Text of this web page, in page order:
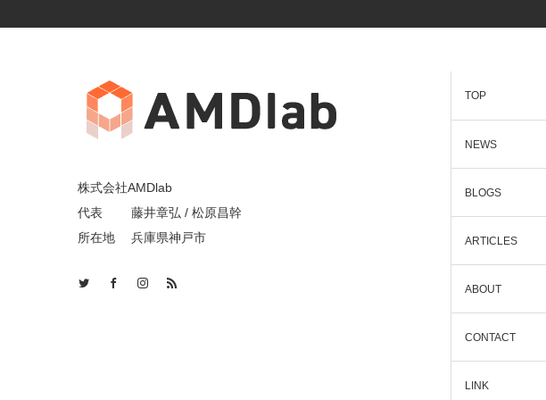
株式会社AMDlab
代表 藤井章弘 / 松原昌幹
所在地 兵庫県神戸市
TOP
NEWS
BLOGS
ARTICLES
ABOUT
CONTACT
LINK